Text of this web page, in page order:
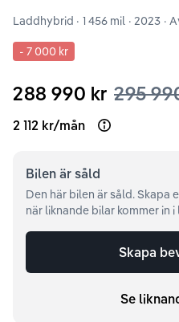
Laddhybrid · 1 456 mil · 2023 ·
- 7 000 kr
288 990 kr 295
2 112 kr/mån Open loan
Bilen är såld
Den här bilen är såld. Skapa
när liknande bilar kommer in i
Skapa
Se